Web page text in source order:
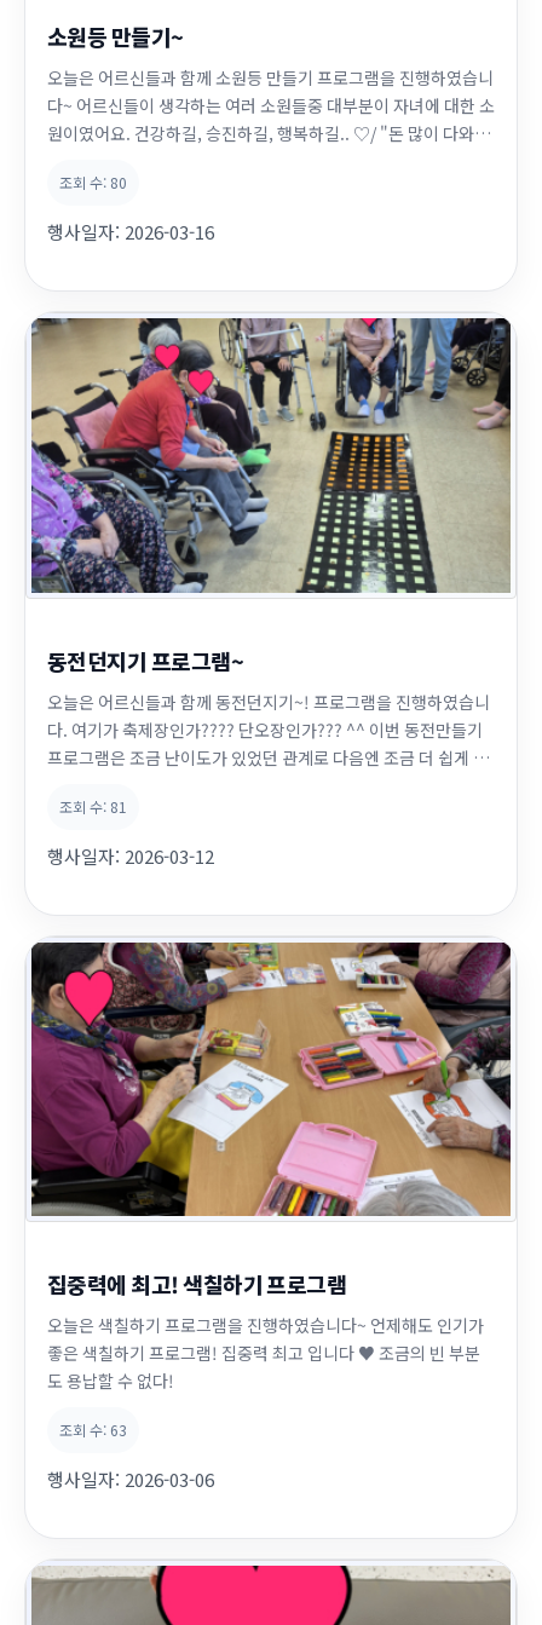
소원등 만들기~
오늘은 어르신들과 함께 소원등 만들기 프로그램을 진행하였습니
다~ 어르신들이 생각하는 여러 소원들중 대부분이 자녀에 대한 소
원이였어요. 건강하길, 승진하길, 행복하길.. ♡/ "돈 많이 다와~
조회 수: 80
행사일자: 2026-03-16
동전던지기 프로그램~
오늘은 어르신들과 함께 동전던지기~! 프로그램을 진행하였습니
다. 여기가 축제장인가???? 단오장인가??? ^^ 이번 동전만들기
프로그램은 조금 난이도가 있었던 관계로 다음엔 조금 더 쉽게 동
조회 수: 81
행사일자: 2026-03-12
집중력에 최고! 색칠하기 프로그램
오늘은 색칠하기 프로그램을 진행하였습니다~ 언제해도 인기가
좋은 색칠하기 프로그램! 집중력 최고 입니다 ♥ 조금의 빈 부분
도 용납할 수 없다!
조회 수: 63
행사일자: 2026-03-06